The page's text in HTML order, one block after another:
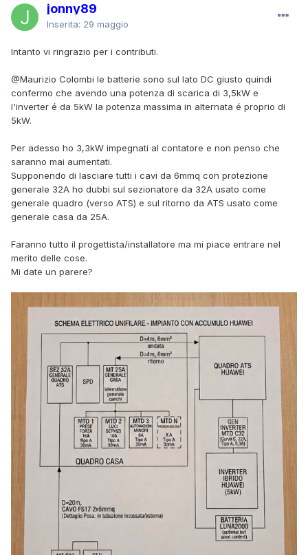
jonny89
Inserita: 29 maggio
Intanto vi ringrazio per i contributi.
@Maurizio Colombi le batterie sono sul lato DC giusto quindi
confermo che avendo una potenza di scarica di 3,5kW e
l'inverter é da 5kW la potenza massima in alternata é proprio di
5kW.
Per adesso ho 3,3kW impegnati al contatore e non penso che
saranno mai aumentati.
Supponendo di lasciare tutti i cavi da 6mmq con protezione
generale 32A ho dubbi sul sezionatore da 32A usato come
generale quadro (verso ATS) e sul ritorno da ATS usato come
generale casa da 25A.
Faranno tutto il progettista/installatore ma mi piace entrare nel
merito delle cose.
Mi date un parere?